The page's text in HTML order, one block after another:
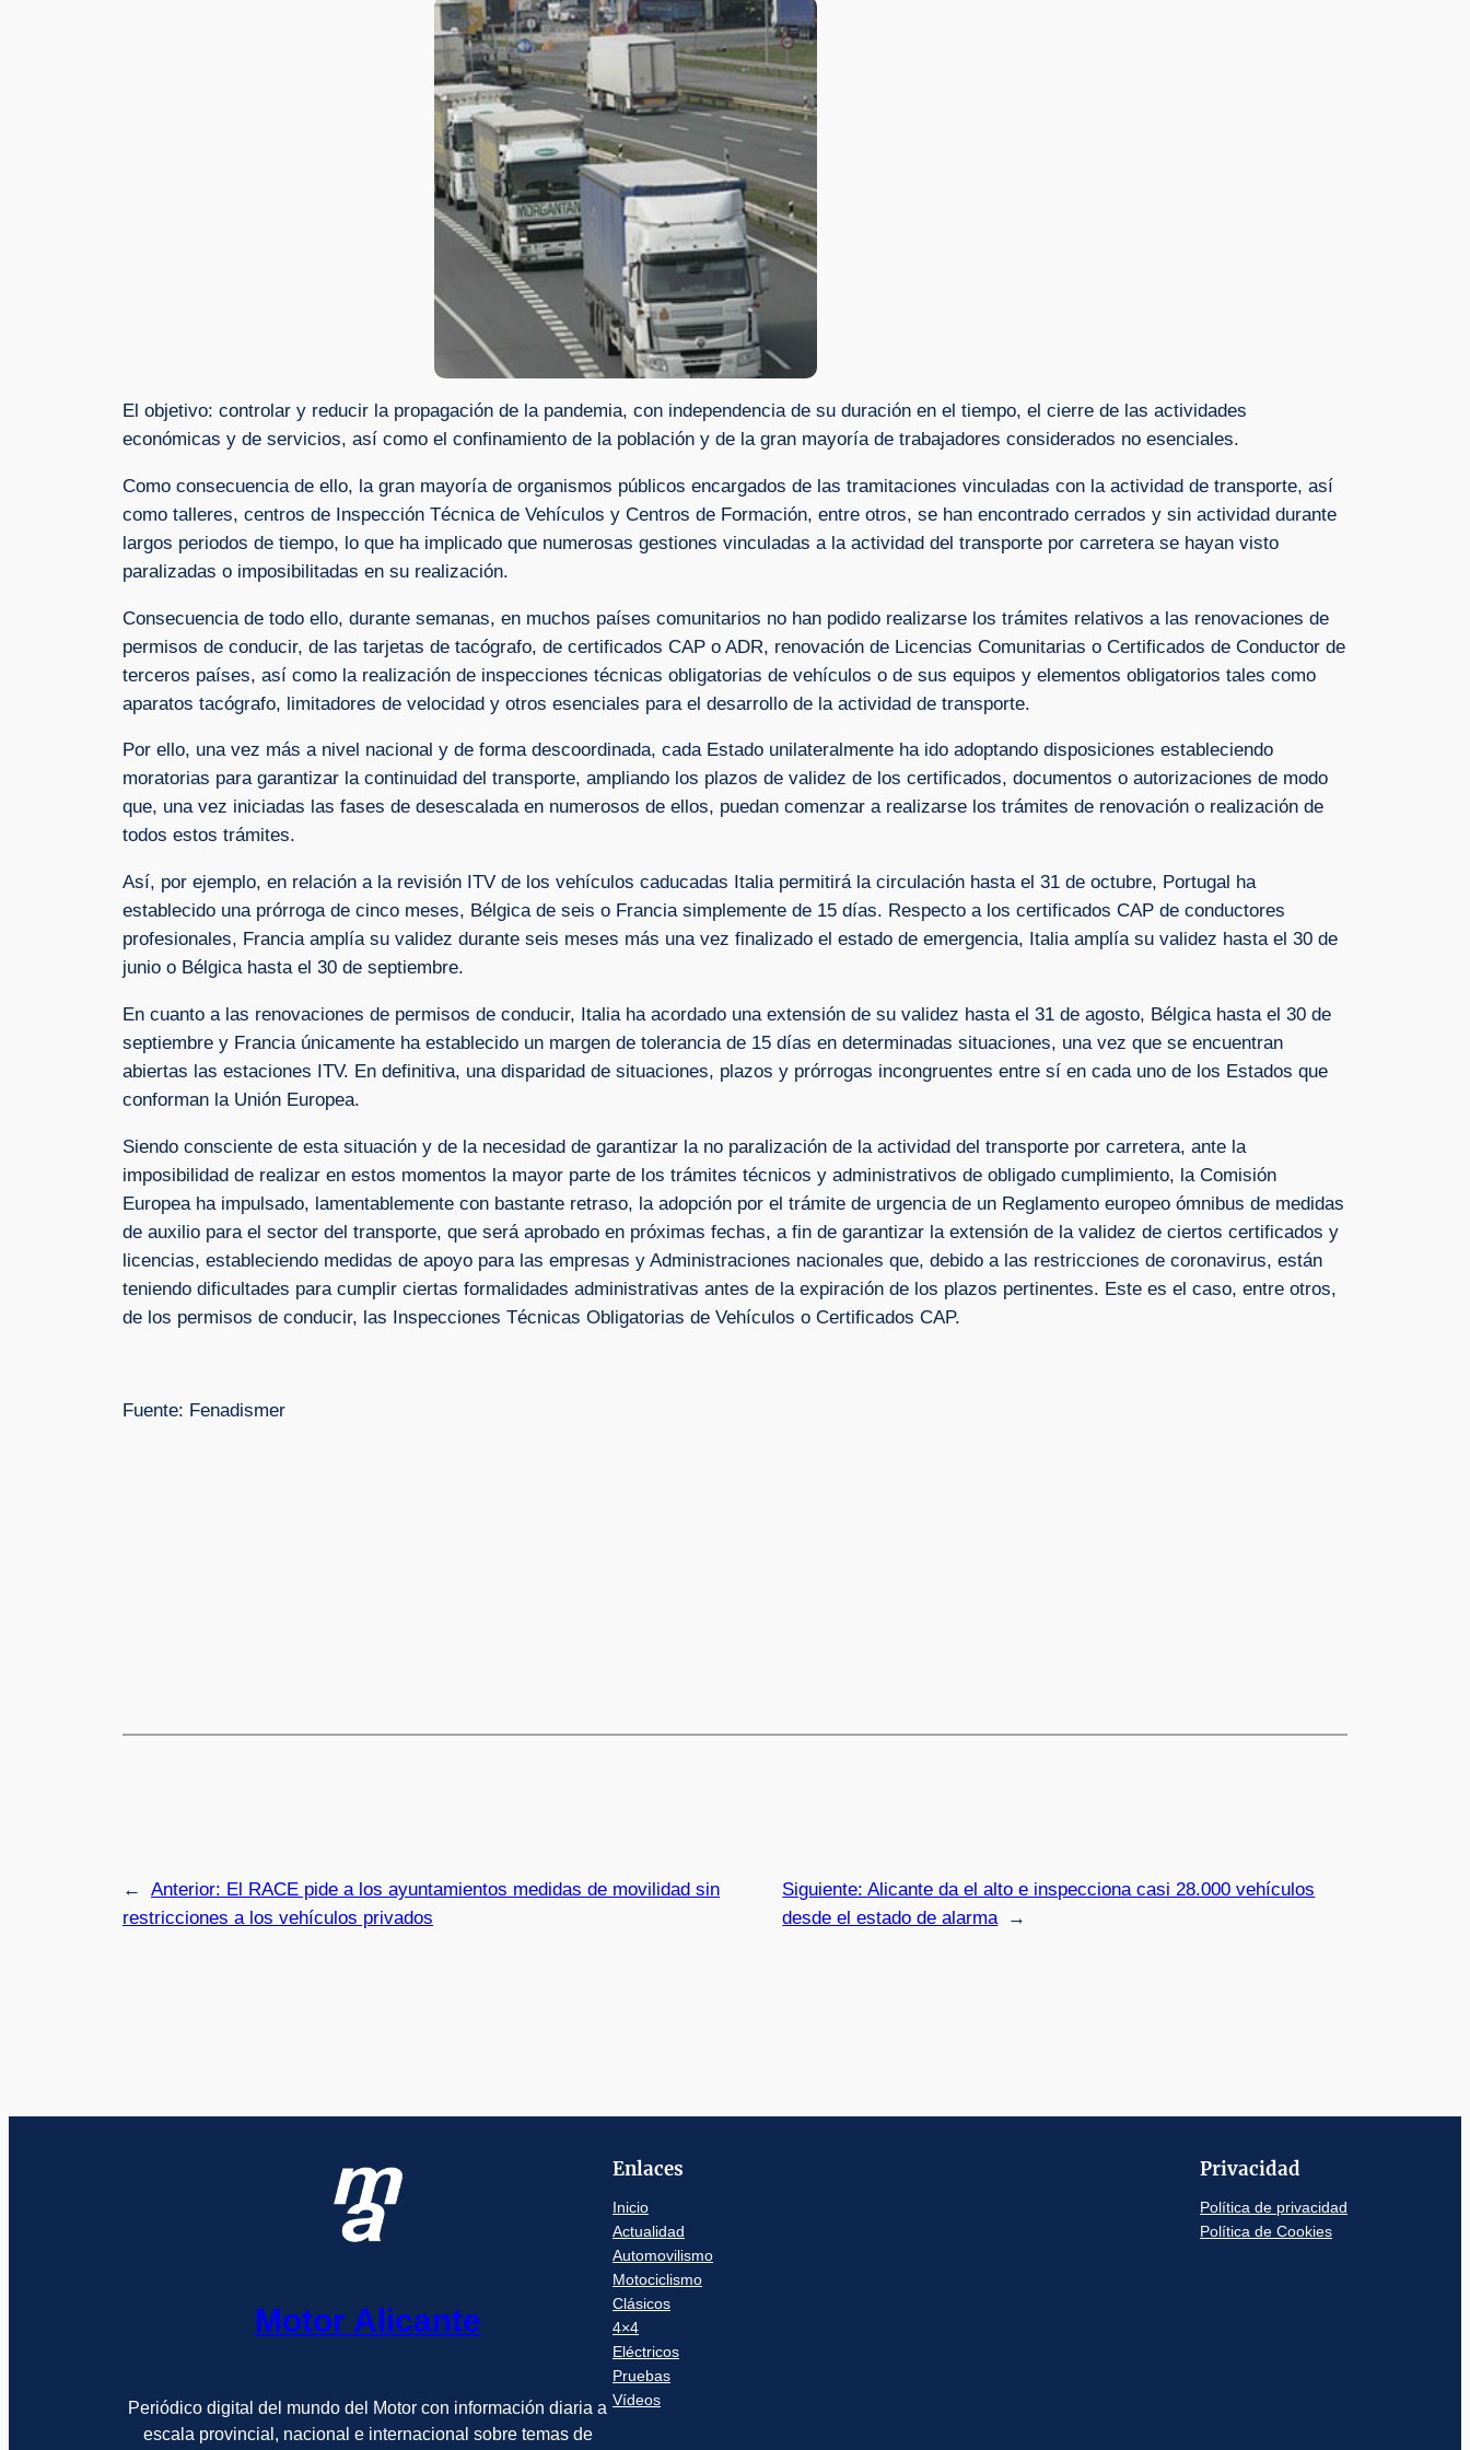
El objetivo: controlar y reducir la propagación de la pandemia, con independencia de su duración en el tiempo, el cierre de las actividades
económicas y de servicios, así como el confinamiento de la población y de la gran mayoría de trabajadores considerados no esenciales.
Como consecuencia de ello, la gran mayoría de organismos públicos encargados de las tramitaciones vinculadas con la actividad de transporte, así
como talleres, centros de Inspección Técnica de Vehículos y Centros de Formación, entre otros, se han encontrado cerrados y sin actividad durante
largos periodos de tiempo, lo que ha implicado que numerosas gestiones vinculadas a la actividad del transporte por carretera se hayan visto
paralizadas o imposibilitadas en su realización.
Consecuencia de todo ello, durante semanas, en muchos países comunitarios no han podido realizarse los trámites relativos a las renovaciones de
permisos de conducir, de las tarjetas de tacógrafo, de certificados CAP o ADR, renovación de Licencias Comunitarias o Certificados de Conductor de
terceros países, así como la realización de inspecciones técnicas obligatorias de vehículos o de sus equipos y elementos obligatorios tales como
aparatos tacógrafo, limitadores de velocidad y otros esenciales para el desarrollo de la actividad de transporte.
Por ello, una vez más a nivel nacional y de forma descoordinada, cada Estado unilateralmente ha ido adoptando disposiciones estableciendo
moratorias para garantizar la continuidad del transporte, ampliando los plazos de validez de los certificados, documentos o autorizaciones de modo
que, una vez iniciadas las fases de desescalada en numerosos de ellos, puedan comenzar a realizarse los trámites de renovación o realización de
todos estos trámites.
Así, por ejemplo, en relación a la revisión ITV de los vehículos caducadas Italia permitirá la circulación hasta el 31 de octubre, Portugal ha
establecido una prórroga de cinco meses, Bélgica de seis o Francia simplemente de 15 días. Respecto a los certificados CAP de conductores
profesionales, Francia amplía su validez durante seis meses más una vez finalizado el estado de emergencia, Italia amplía su validez hasta el 30 de
junio o Bélgica hasta el 30 de septiembre.
En cuanto a las renovaciones de permisos de conducir, Italia ha acordado una extensión de su validez hasta el 31 de agosto, Bélgica hasta el 30 de
septiembre y Francia únicamente ha establecido un margen de tolerancia de 15 días en determinadas situaciones, una vez que se encuentran
abiertas las estaciones ITV. En definitiva, una disparidad de situaciones, plazos y prórrogas incongruentes entre sí en cada uno de los Estados que
conforman la Unión Europea.
Siendo consciente de esta situación y de la necesidad de garantizar la no paralización de la actividad del transporte por carretera, ante la
imposibilidad de realizar en estos momentos la mayor parte de los trámites técnicos y administrativos de obligado cumplimiento, la Comisión
Europea ha impulsado, lamentablemente con bastante retraso, la adopción por el trámite de urgencia de un Reglamento europeo ómnibus de medidas
de auxilio para el sector del transporte, que será aprobado en próximas fechas, a fin de garantizar la extensión de la validez de ciertos certificados y
licencias, estableciendo medidas de apoyo para las empresas y Administraciones nacionales que, debido a las restricciones de coronavirus, están
teniendo dificultades para cumplir ciertas formalidades administrativas antes de la expiración de los plazos pertinentes. Este es el caso, entre otros,
de los permisos de conducir, las Inspecciones Técnicas Obligatorias de Vehículos o Certificados CAP.
Fuente: Fenadismer
← Anterior: El RACE pide a los ayuntamientos medidas de movilidad sin
restricciones a los vehículos privados
Siguiente:Alicante da el alto e inspecciona casi 28.000 vehículos
desde el estado de alarma
→
Motor Alicante
Periódico digital del mundo del Motor con información diaria a
escala provincial, nacional e internacional sobre temas de
Enlaces
Inicio
Actualidad
Automovilismo
Motociclismo
Clásicos
4×4
Eléctricos
Pruebas
Vídeos
Privacidad
Política de privacidad
Política de Cookies